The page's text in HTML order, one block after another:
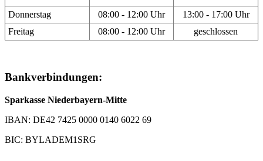
Donnerstag 08:00 - 12:00 Uhr
13:00 - 17:00 Uhr
Freitag
08:00 - 12:00 Uhr geschlossen
Bankverbindungen:
Sparkasse Niederbayern-Mitte
IBAN: DE42 7425 0000 0140 6022 69
BIC: BYLADEM1SRG